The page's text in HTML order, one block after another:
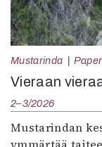
Mustarinda
Vieraan
2–3/2026
Mustarindan